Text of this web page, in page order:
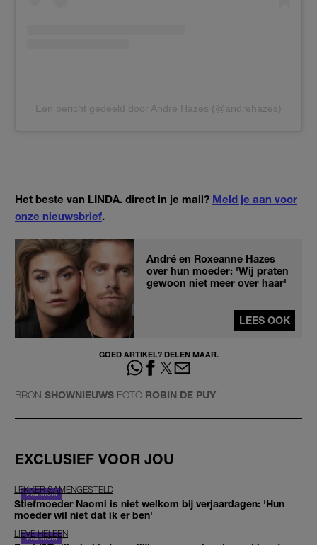
Een bericht gedeeld door Andre Hazes (@andrehazes)
Het beste van LINDA. direct in je mail? Meld je aan voor
onze nieuwsbrief.
André en Roxeanne Hazes
over hun moeder: 'Wij praten
gewoon niet meer over haar'
LEES OOK
GOED ARTIKEL? DELEN MAAR.
BRON SHOWNIEUWS FOTO ROBIN DE PUY
EXCLUSIEF VOOR JOU
LEKKER SAMENGESTELD
Stiefmoeder Naomi is niet welkom bij verjaardagen: 'Hun
moeder wil niet dat ik er ben'
LIEVE HELEEN